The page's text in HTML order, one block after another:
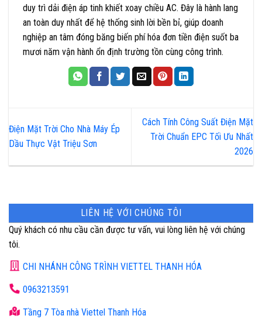
duy trì dải điện áp tinh khiết xoay chiều AC. Đây là hành lang
an toàn duy nhất để hệ thống sinh lời bền bỉ, giúp doanh
nghiệp an tâm đóng băng biến phí hóa đơn tiền điện suốt ba
mươi năm vận hành ổn định trường tồn cùng công trình.
Điện Mặt Trời Cho Nhà Máy Ép
Dầu Thực Vật Triệu Sơn
Cách Tính Công Suất Điện Mặt
Trời Chuẩn EPC Tối Ưu Nhất
2026
LIÊN HỆ VỚI CHÚNG TÔI
Quý khách có nhu cầu cần được tư vấn, vui lòng liên hệ với chúng
tôi.
CHI NHÁNH CÔNG TRÌNH VIETTEL THANH HÓA
0963213591
Tầng 7 Tòa nhà Viettel Thanh Hóa